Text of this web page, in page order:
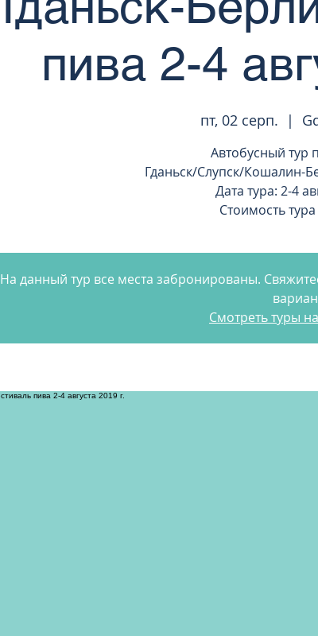
пива 2-4
пт, 02 серп.
  |
Автобусный тур
Гданьск/Слупск/Кошалин-
Дата тура: 2-4
Стоимость
На данный тур все места забронированы.
Смотреть туры